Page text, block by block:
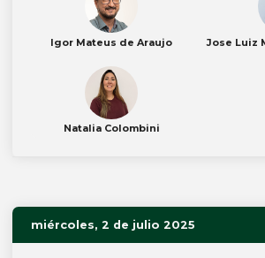
Igor Mateus de Araujo Jose Luiz
Natalia Colombini
miércoles, 2 de julio 2025